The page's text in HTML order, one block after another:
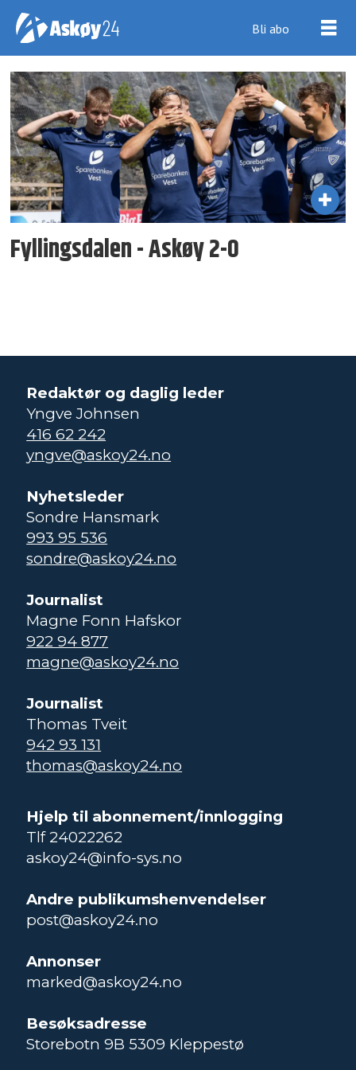
Bli abo
Tag:
innbyttere
Fyllingsdalen - Askøy 2-0
Redaktør og daglig leder
Yngve Johnsen
416 62 242
yngve@askoy24.no
Nyhetsleder
Sondre Hansmark
993 95 536
sondre@askoy24.no
Journalist
Magne Fonn Hafskor
922 94 877
magne@askoy24.no
Journalist
Thomas Tveit
942 93 131
thomas@askoy24.no
Hjelp til abonnement/innlogging
Tlf 24022262
askoy24@info-sys.no
Andre publikumshenvendelser
post@askoy24.no
Annonser
marked@askoy24.no
Besøksadresse
Storebotn 9B 5309 Kleppestø